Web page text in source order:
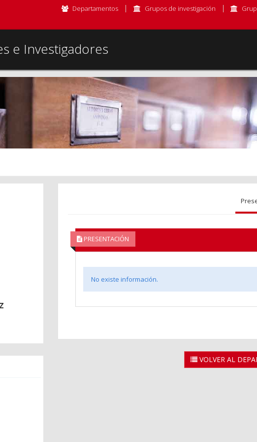
Departamentos Grupos de investigación
e Investigadores
PRESENTACIÓN
No existe información.
VOLVER AL